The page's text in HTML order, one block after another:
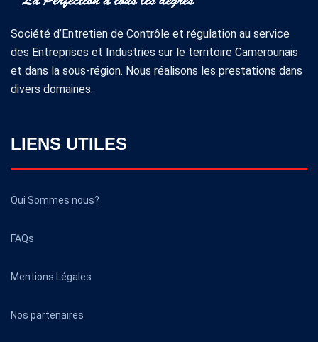
Société d’Entretien de Contrôle et régulation au service
des Entreprises et Industries sur le territoire Camerounais
et dans la sous-région. Nous réalisons les prestations dans
divers domaines.
LIENS UTILES
Qui Sommes nous?
FAQs
Mentions Légales
Nos partenaires